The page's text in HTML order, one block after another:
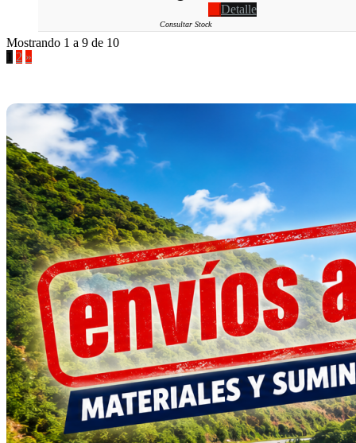
Detalle
Consultar Stock
Mostrando 1 a 9 de 10
2 »